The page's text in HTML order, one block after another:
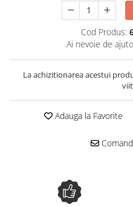
Spania / Cipru / Africa
Sare de mare din Marea
Sare de mare din Oceanele
Portugalia
Sare marina
Terine si placinte
Uleiuri Premium
Cod Produs:
Ai nevoie de
La achizitionarea acestui
Adauga la Favorite